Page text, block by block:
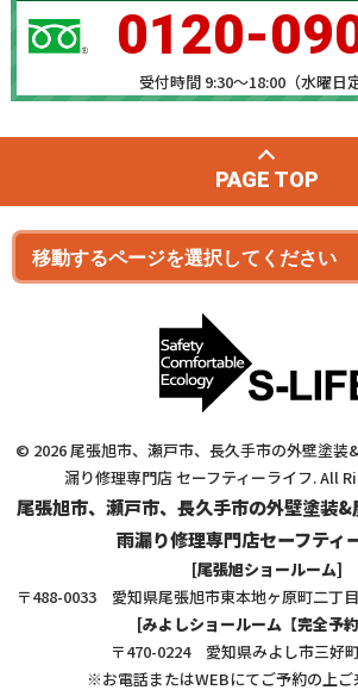
0120-
受付時間 9:30～18:00（水曜日
PAGE TOP
© 2026 尾張旭市、瀬戸市、長久手市の外壁塗
漏り修理専門店 セーフティーライフ. All
尾張旭市、瀬戸市、長久手市の外壁塗装
雨漏り修理専門店セーフティ
[尾張旭ショールーム]
〒488-0033 愛知県尾張旭市東本地ヶ原町二丁
[みよしショールーム【完全予
〒470-0224 愛知県みよし市三好
※お電話またはWEBにてご予約の上ご